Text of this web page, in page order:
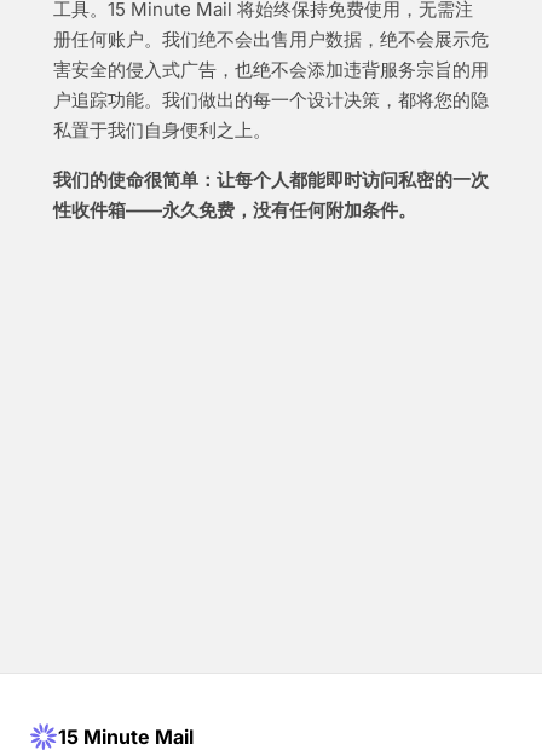
工具。15 Minute Mail 将始终保持免费使用，无需注
册任何账户。我们绝不会出售用户数据，绝不会展示危
害安全的侵入式广告，也绝不会添加违背服务宗旨的用
户追踪功能。我们做出的每一个设计决策，都将您的隐
私置于我们自身便利之上。
我们的使命很简单：让每个人都能即时访问私密的一次
性收件箱——永久免费，没有任何附加条件。
15 Minute Mail